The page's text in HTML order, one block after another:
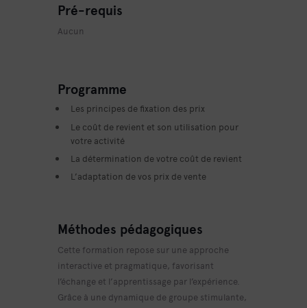
Pré-requis
Aucun
Programme
Les principes de fixation des prix
Le coût de revient et son utilisation pour
votre activité
La détermination de votre coût de revient
L’adaptation de vos prix de vente
Méthodes pédagogiques
Cette formation repose sur une approche
interactive et pragmatique, favorisant
l’échange et l’apprentissage par l’expérience.
Grâce à une dynamique de groupe stimulante,